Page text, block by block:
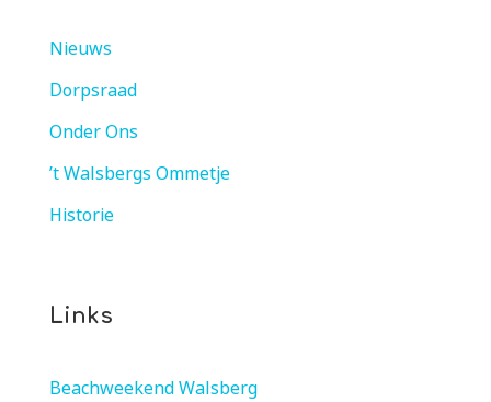
Nieuws
Dorpsraad
Onder Ons
’t Walsbergs Ommetje
Historie
Links
Beachweekend Walsberg